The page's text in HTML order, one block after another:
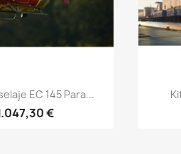
Vista rápida
EC 145 Para...
€